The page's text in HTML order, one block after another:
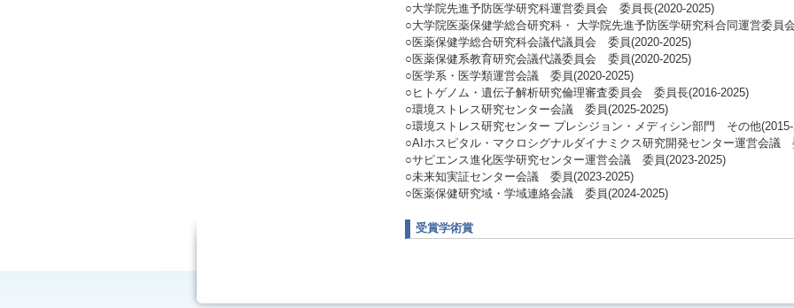
○大学院先進予防医学研究科運営委員会 委員長(2020-2025)
○大学院医薬保健学総合研究科・ 大学院先進予防医学研究科合同運営委員
○医薬保健学総合研究科会議代議員会 委員(2020-2025)
○医薬保健系教育研究会議代議委員会 委員(2020-2025)
○医学系・医学類運営会議 委員(2020-2025)
○ヒトゲノム・遺伝子解析研究倫理審査委員会 委員長(2016-2025)
○環境ストレス研究センター会議 委員(2025-2025)
○環境ストレス研究センター プレシジョン・メディシン部門 その他
○AIホスピタル・マクロシグナルダイナミクス研究開発センター運営会議
○サピエンス進化医学研究センター運営会議 委員(2023-2025)
○未来知実証センター会議 委員(2023-2025)
○医薬保健研究域・学域連絡会議 委員(2024-2025)
受賞学術賞